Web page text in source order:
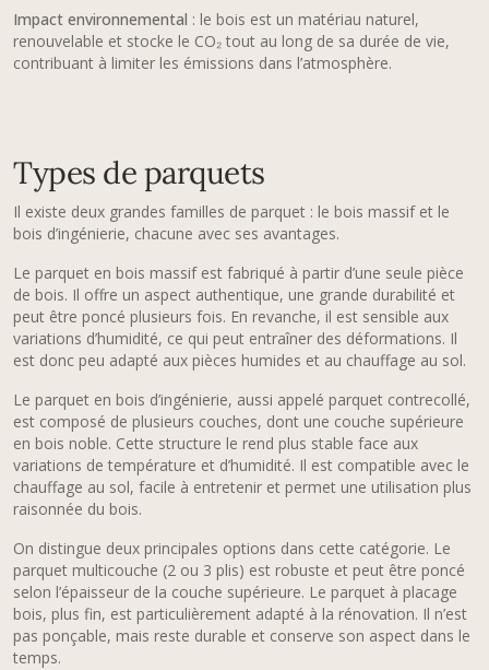
Impact environnemental : le bois est un matériau naturel,
renouvelable et stocke le CO₂ tout au long de sa durée de vie,
contribuant à limiter les émissions dans l’atmosphère.
Types de parquets
Il existe deux grandes familles de parquet : le bois massif et le
bois d’ingénierie, chacune avec ses avantages.
Le parquet en bois massif est fabriqué à partir d’une seule pièce
de bois. Il offre un aspect authentique, une grande durabilité et
peut être poncé plusieurs fois. En revanche, il est sensible aux
variations d’humidité, ce qui peut entraîner des déformations. Il
est donc peu adapté aux pièces humides et au chauffage au sol.
Le parquet en bois d’ingénierie, aussi appelé parquet contrecollé,
est composé de plusieurs couches, dont une couche supérieure
en bois noble. Cette structure le rend plus stable face aux
variations de température et d’humidité. Il est compatible avec le
chauffage au sol, facile à entretenir et permet une utilisation plus
raisonnée du bois.
On distingue deux principales options dans cette catégorie. Le
parquet multicouche (2 ou 3 plis) est robuste et peut être poncé
selon l’épaisseur de la couche supérieure. Le parquet à placage
bois, plus fin, est particulièrement adapté à la rénovation. Il n’est
pas ponçable, mais reste durable et conserve son aspect dans le
temps.